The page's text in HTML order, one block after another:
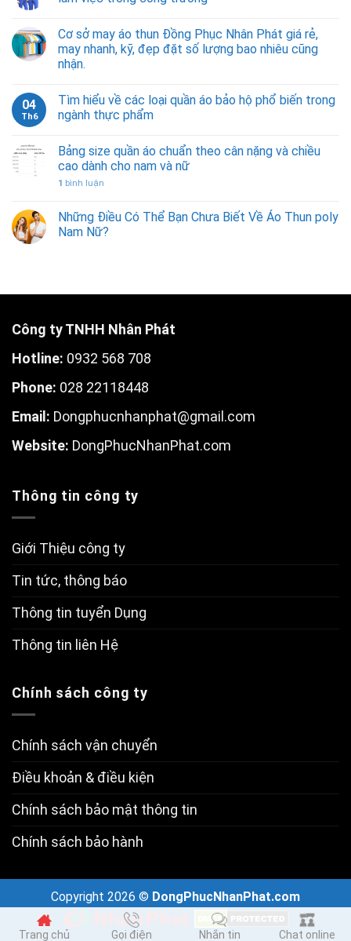
Cơ sở may áo thun Đồng Phục Nhân Phát giá rẻ,
may nhanh, kỹ, đẹp đặt số lượng bao nhiêu cũng
nhận.
04
Th6
Tìm hiểu về các loại quần áo bảo hộ phổ biến trong
ngành thực phẩm
Bảng size quần áo chuẩn theo cân nặng và chiều
cao dành cho nam và nữ
1 bình luận
Những Điều Có Thể Bạn Chưa Biết Về Áo Thun poly
Nam Nữ?
Công ty TNHH Nhân Phát
Hotline: 0932 568 708
Phone: 028 22118448
Email: Dongphucnhanphat@gmail.com
Website: DongPhucNhanPhat.com
Thông tin công ty
Giới Thiệu công ty
Tin tức, thông báo
Thông tin tuyển Dụng
Thông tin liên Hệ
Chính sách công ty
Chính sách vận chuyển
Điều khoản & điều kiện
Chính sách bảo mật thông tin
Chính sách bảo hành
Copyright 2026 © DongPhucNhanPhat.com
Trang chủ Gọi điện Nhắn tin Chat online